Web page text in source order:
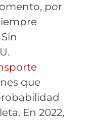
por
que
En 2022,